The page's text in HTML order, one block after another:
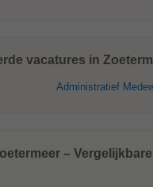
vacatures in
Administratief
–